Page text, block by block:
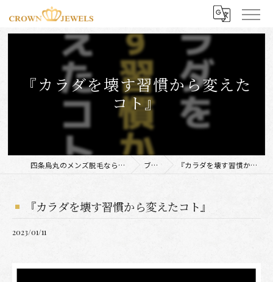
『カラダを壊す習慣から変えた
コト』
四条烏丸のメンズ脱毛ならCROWN JEWELS ブログ 『カラダを壊す習慣から変えたコト』
『カラダを壊す習慣から変えたコト』
2023/01/11